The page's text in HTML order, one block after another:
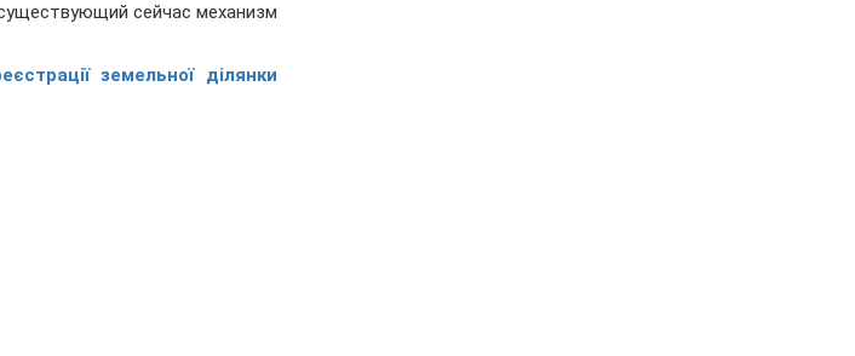
сейчас механизм
земельної ділянки